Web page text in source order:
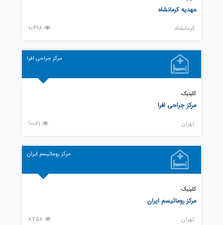
مهدیه کرمانشاه
كرمانشاه 10498
مرکز جراحی افرا
کلینیک
مرکز جراحی افرا
تهران 10061
مرکز روماتیسم ایران
کلینیک
مرکز روماتیسم ایران
تهران 8758